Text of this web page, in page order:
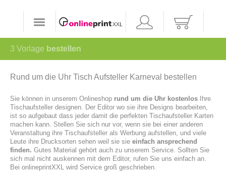
3 Vorlage bestellen
Rund um die Uhr Tisch Aufsteller Karneval bestellen
Sie können in unserem Onlineshop rund um die Uhr kostenlos Ihre
Tischaufsteller designen. Der Editor wo sie ihre Designs bearbeiten,
ist so aufgebaut dass jeder damit die perfekten Tischaufsteller Karten
machen kann. Stellen Sie sich nur vor, wenn sie bei einer anderen
Veranstaltung ihre Tischaufsteller als Werbung aufstellen, und viele
Leute ihre Drucksorten sehen weil sie sie einfach ansprechend
finden. Gutes Material gehört auch zu unserem Service. Sollten Sie
sich mal nicht auskennen mit dem Editor, rufen Sie uns einfach an.
Bei onlineprintXXL wird Service groß geschrieben.